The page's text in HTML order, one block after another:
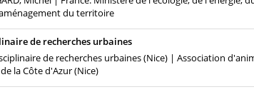
du territoire
de recherches urbaines
de recherches urbaines (Nice) | Association
la Côte d'Azur (Nice)